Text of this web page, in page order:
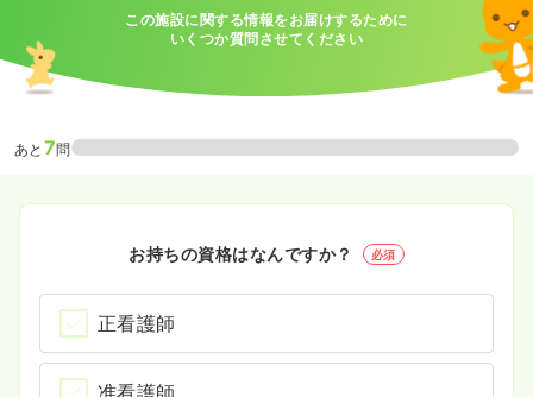
この施設に関する情報をお届けするために
いくつか質問させてください
あと 7問
お持ちの資格はなんですか？ 必須
正看護師
准看護師